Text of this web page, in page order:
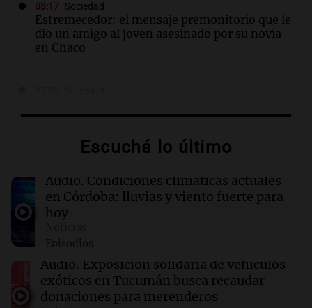
08:17 Sociedad
Estremecedor: el mensaje premonitorio que le
dio un amigo al joven asesinado por su novia
en Chaco
recuerdo de una tragedia que marcó a Rosario
Día del Veterinario: un homenaje a quienes
cuidan la salud animal en Argentina
Abogada de la familia Albornoz cuestionó
liberación de Micaela: "No la evaluó un
psiquiatra"
Escuchá lo último
Audio. Condiciones climáticas actuales
en Córdoba: lluvias y viento fuerte para
hoy
Episodios
Audio. Exposición solidaria de vehículos
exóticos en Tucumán busca recaudar
donaciones para merenderos